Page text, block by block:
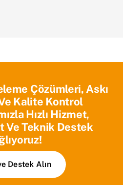
Çözümleri, Askı
Kalite Kontrol
Hızlı Hizmet,
Ve Teknik Destek
Destek Alın